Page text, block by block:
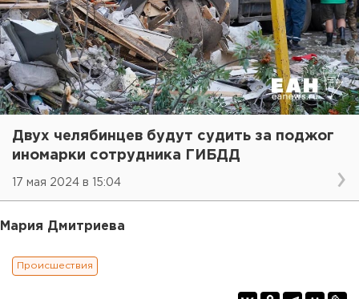
Двух челябинцев будут судить за поджог
иномарки сотрудника ГИБДД
17 мая 2024 в 15:04
Мария Дмитриева
Происшествия